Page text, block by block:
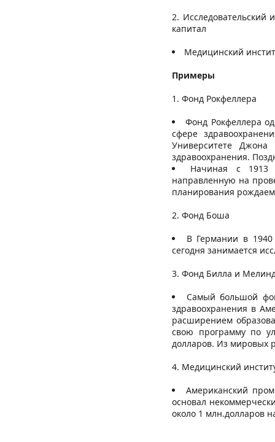
2. Исследовательский
капитал
Медицинский
Примеры
Фонд Рокфеллера
Фонд Рокфеллера
сфере
Университете
здравоохранения.
Начиная с 1913
направленную на
планирования
2. Фонд Боша
В Германии в 1940
сегодня занимается
3. Фонд Билла и
Самый большой
здравоохранения в
расширением
свою программу по
долларов. Из мировых
4. Медицинский
Американский
основал
около 1 млн.долларов